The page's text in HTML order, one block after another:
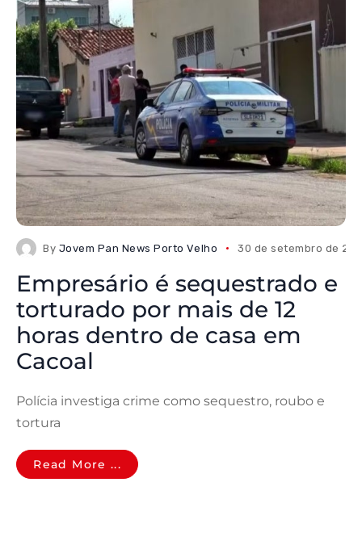
By Jovem Pan News Porto Velho 30 de setembro de
Empresário é sequestrado e
torturado por mais de 12
horas dentro de casa em
Cacoal
Polícia investiga crime como sequestro, roubo e
tortura
Read More ...